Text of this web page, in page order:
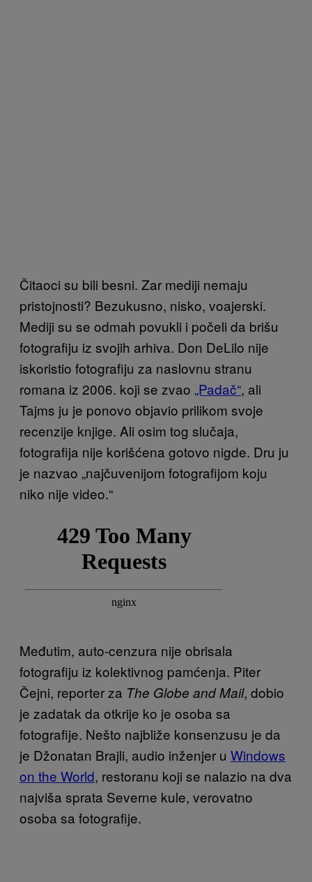
Čitaoci su bili besni. Zar mediji nemaju
pristojnosti? Bezukusno, nisko, voajerski.
Mediji su se odmah povukli i počeli da brišu
fotografiju iz svojih arhiva. Don DeLilo nije
iskoristio fotografiju za naslovnu stranu
romana iz 2006. koji se zvao „Padač“, ali
Tajms ju je ponovo objavio prilikom svoje
recenzije knjige. Ali osim tog slučaja,
fotografija nije korišćena gotovo nigde. Dru ju
je nazvao „najčuvenijom fotografijom koju
niko nije video.“
Međutim, auto-cenzura nije obrisala
fotografiju iz kolektivnog pamćenja. Piter
Čejni, reporter za The Globe and Mail, dobio
je zadatak da otkrije ko je osoba sa
fotografije. Nešto najbliže konsenzusu je da
je Džonatan Brajli, audio inženjer u Windows
on the World, restoranu koji se nalazio na dva
najviša sprata Severne kule, verovatno
osoba sa fotografije.